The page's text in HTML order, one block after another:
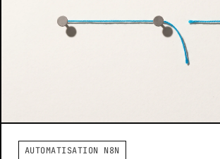
AUTOMATISATION N8N